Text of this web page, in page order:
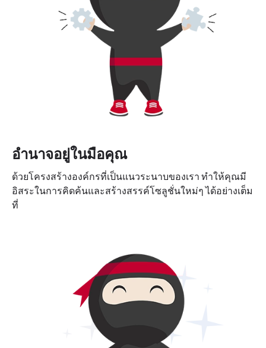
อำนาจอยู่ในมือคุณ
ด้วยโครงสร้างองค์กรที่เป็นแนวระนาบของเรา ทำให้คุณมี
อิสระในการคิดค้นและสร้างสรรค์โซลูชั่นใหม่ๆ ได้อย่างเต็ม
ที่